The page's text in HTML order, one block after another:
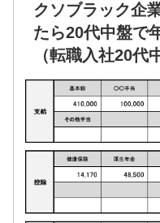
クソブラック企
たら20代中盤で
（転職入社20代